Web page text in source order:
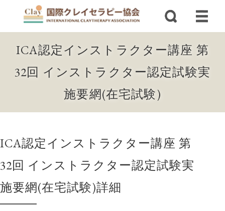
ICA認定インストラクター講座 第
32回 インストラクター認定試験実
施要網(在宅試験)
ICA認定インストラクター講座 第
32回 インストラクター認定試験実
施要網(在宅試験)詳細